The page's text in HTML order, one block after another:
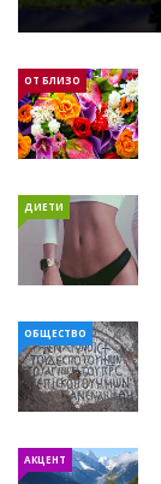
ОТ БЛИЗО
ДИЕТИ
ОБЩЕСТВО
АКЦЕНТ